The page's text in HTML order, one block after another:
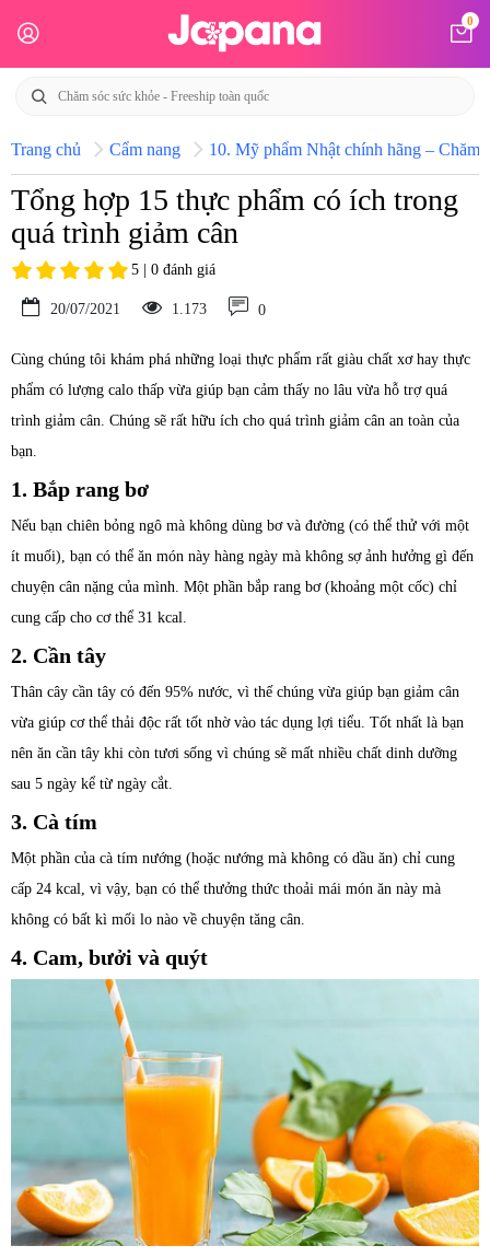
0
Trang chủ Cẩm nang 10. Mỹ phẩm Nhật chính hãng – Chăm
Tổng hợp 15 thực phẩm có ích trong
quá trình giảm cân
5 | 0 đánh giá
20/07/2021 1.173 0
Cùng chúng tôi khám phá những loại thực phẩm rất giàu chất xơ hay thực
phẩm có lượng calo thấp vừa giúp bạn cảm thấy no lâu vừa hỗ trợ quá
trình giảm cân. Chúng sẽ rất hữu ích cho quá trình giảm cân an toàn của
bạn.
1. Bắp rang bơ
Nếu bạn chiên bỏng ngô mà không dùng bơ và đường (có thể thử với một
ít muối), bạn có thể ăn món này hàng ngày mà không sợ ảnh hưởng gì đến
chuyện cân nặng của mình. Một phần bắp rang bơ (khoảng một cốc) chỉ
cung cấp cho cơ thể 31 kcal.
2. Cần tây
Thân cây cần tây có đến 95% nước, vì thế chúng vừa giúp bạn giảm cân
vừa giúp cơ thể thải độc rất tốt nhờ vào tác dụng lợi tiểu. Tốt nhất là bạn
nên ăn cần tây khi còn tươi sống vì chúng sẽ mất nhiều chất dinh dưỡng
sau 5 ngày kể từ ngày cắt.
3. Cà tím
Một phần của cà tím nướng (hoặc nướng mà không có dầu ăn) chỉ cung
cấp 24 kcal, vì vậy, bạn có thể thưởng thức thoải mái món ăn này mà
không có bất kì mối lo nào về chuyện tăng cân.
4. Cam, bưởi và quýt